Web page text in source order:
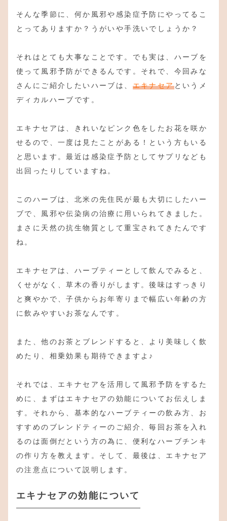
そんな季節に、何か風邪や感染症予防にやってるこ
とってありますか？うがいや手洗いでしょうか？
それはとても大事なことです。でも実は、ハーブを
使って風邪予防ができるんです。それで、今回みな
さんにご紹介したいハーブは、 エキナセアというメ
ディカルハーブです。
エキナセアは、きれいなピンク色をしたお花を咲か
せるので、一度は見たことがある！という方もいる
と思います。最近は感染症予防としてサプリなども
出回ったりしていますね。
このハーブは、北米の先住民が最も大切にしたハー
ブで、風邪や伝染病の治療に用いられてきました。
まさに天然の抗生物質として重宝されてきたんです
ね。
エキナセアは、ハーブティーとして飲んでみると、
くせがなく、草木の香りがします。後味はすっきり
と爽やかで、子供からお年寄りまで幅広い年齢の方
に飲みやすいお茶なんです。
また、他のお茶とブレンドすると、より美味しく飲
めたり、相乗効果も期待できますよ♪
それでは、エキナセアを活用して風邪予防をするた
めに、まずはエキナセアの効能についてお伝えしま
す。それから、基本的なハーブティーの飲み方、お
すすめのブレンドティーのご紹介、毎回お茶を入れ
るのは面倒だという方の為に、便利なハーブチンキ
の作り方を教えます。そして、最後は、エキナセア
の注意点について説明します。
エキナセアの効能について